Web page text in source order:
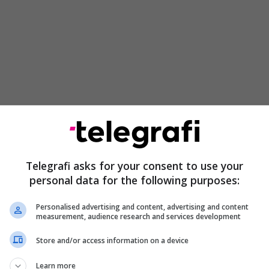
të trupit diplomatik në Mal të Zi, kjo
botërore që ndikojnë në vendet e Ballkanit.
e krizave që kanë kapluar botën dhe veçanërisht
Milica Pejanoviq - Gjurishiq theksoi se rajoni
të tendencave të ndryshme gjeo-politike.
Telegrafi asks for your consent to use your
personal data for the following purposes:
Personalised advertising and content, advertising and content
measurement, audience research and services development
Store and/or access information on a device
Learn more